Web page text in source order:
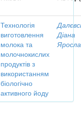
Технологія
виготовлення
молока та
молочнокислих
продуктів з
використанням
біологічно
активного йоду
Діана